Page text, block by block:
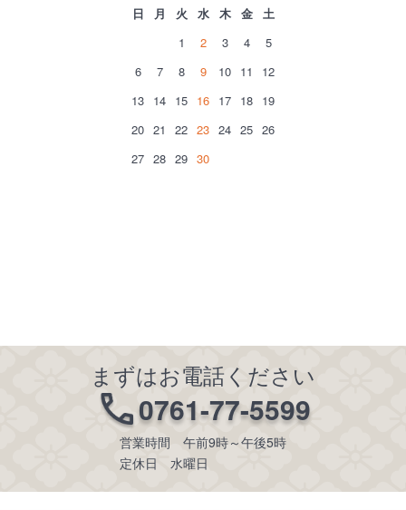
日 月 火 水 木 金
土
1
2 3 4
5
6
7 8 9 10 11
12
13 14 15 16 17 18 19
20 21 22 23 24 25 26
27 28 29 30
まずはお電話ください
0761-77-5599
営業時間 午前9時～午後5時
定休日 水曜日